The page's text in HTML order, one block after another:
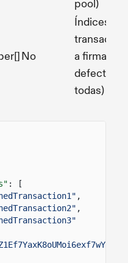
pool)
No
Índices de
a firmar
defecto
todas)
: [
,
,